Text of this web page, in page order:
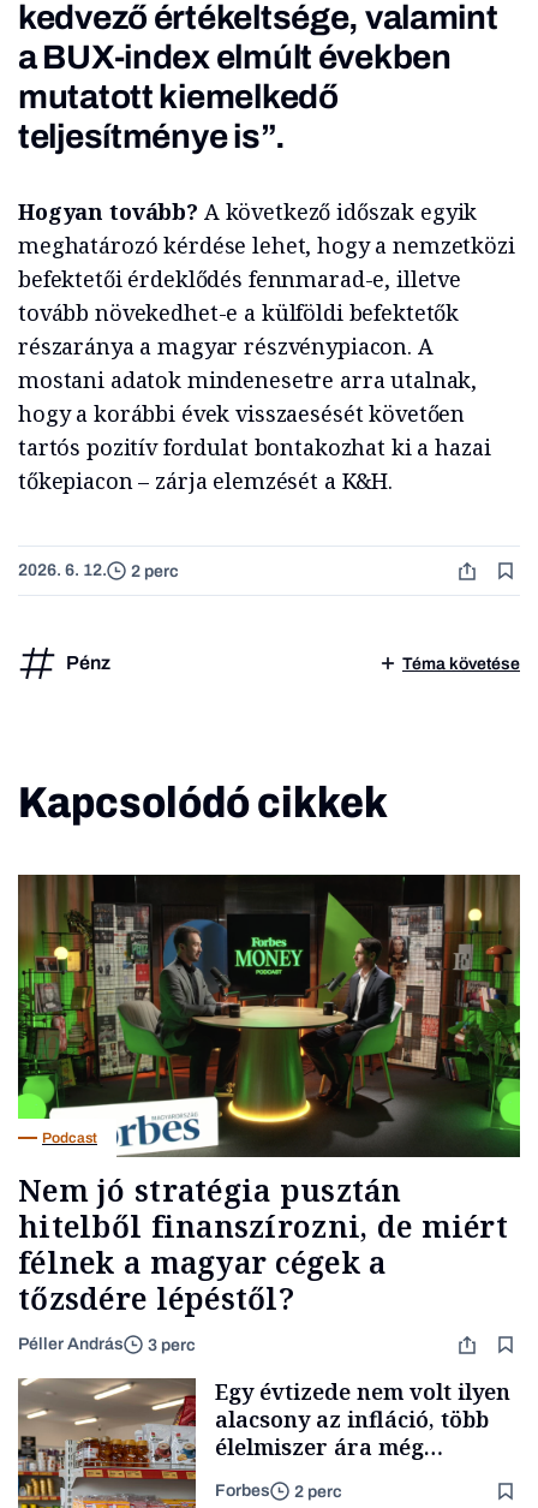
kedvező értékeltsége, valamint
a BUX-index elmúlt években
mutatott kiemelkedő
teljesítménye is”.
Hogyan tovább? A következő időszak egyik
meghatározó kérdése lehet, hogy a nemzetközi
befektetői érdeklődés fennmarad-e, illetve
tovább növekedhet-e a külföldi befektetők
részaránya a magyar részvénypiacon. A
mostani adatok mindenesetre arra utalnak,
hogy a korábbi évek visszaesését követően
tartós pozitív fordulat bontakozhat ki a hazai
tőkepiacon – zárja elemzését a K&H.
2026. 6. 12. 2 perc
Pénz Téma követése
Kapcsolódó cikkek
Podcast
Nem jó stratégia pusztán
hitelből finanszírozni, de miért
félnek a magyar cégek a
tőzsdére lépéstől?
Péller András 3 perc
Egy évtizede nem volt ilyen
alacsony az infláció, több
élelmiszer ára még
rohamosan csökken is
Forbes 2 perc